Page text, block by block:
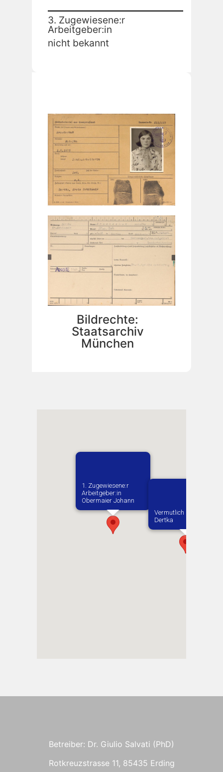
3. Zugewiesene:r
Arbeitgeber:in
nicht bekannt
Bildrechte:
Staatsarchiv
München
Vermutlich geboren in
Dertka
1. Zugewiesene:r
Arbeitgeber:in​
Obermaier Johann
Betreiber: Dr. Giulio Salvati (PhD)
Rotkreuzstrasse 11, 85435 Erding